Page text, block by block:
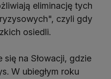
eliminację tych
czyli gdy
osiedli.
na Słowacji, gdzie
W ubiegłym roku